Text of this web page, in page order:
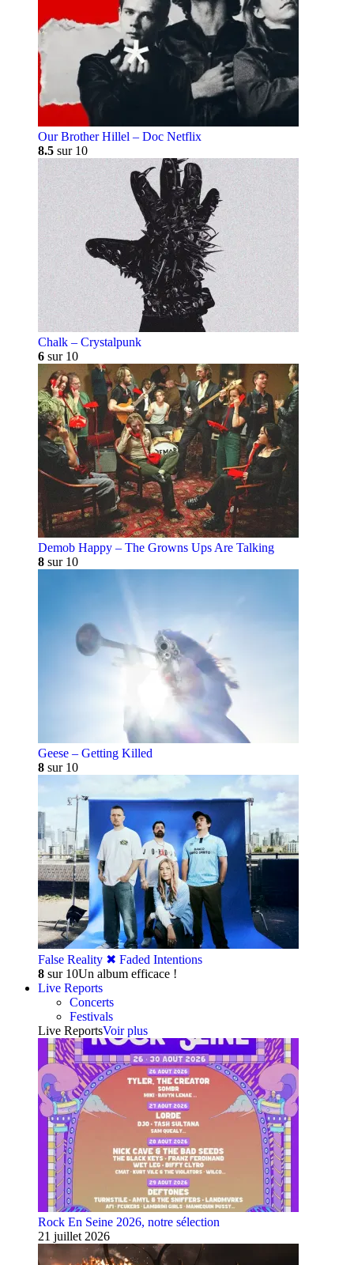
Our Brother Hillel – Doc Netflix
8.5 sur 10
Chalk – Crystalpunk
6 sur 10
Demob Happy – The Growns Ups Are Talking
8 sur 10
Geese – Getting Killed
8 sur 10
False Reality ✖︎ Faded Intentions
8 sur 10Un album efficace !
Live Reports
Concerts
Festivals
Live ReportsVoir plus
Rock En Seine 2026, notre sélection
21 juillet 2026